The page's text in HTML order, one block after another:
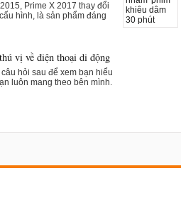
Prime X 2017 thay đổi
hình, là sản phẩm đáng
vị về điện thoại di động
hỏi sau để xem bạn hiểu
luôn mang theo bên mình.